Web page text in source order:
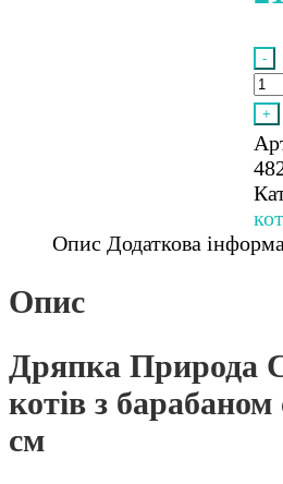
-
для
з
+
Опис Додаткова
Опис
Дряпка Природа
котів з барабаном
см